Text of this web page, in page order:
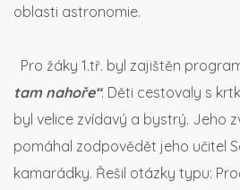
oblasti astronomie.
Pro žáky 1.tř. byl zajištěn
tam nahoře“. Děti cestovaly s
byl velice zvídavý a bystrý. Jeho
pomáhal zodpovědět jeho učitel
kamarádky. Řešil otázky typu: